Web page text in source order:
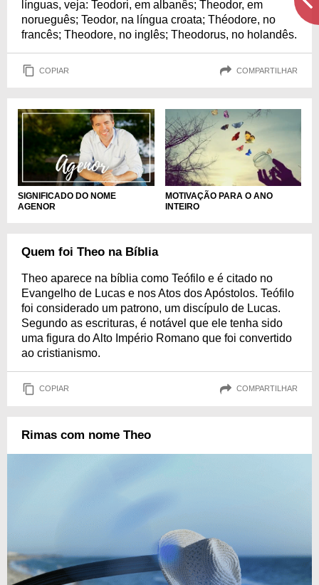
línguas, veja: Teodori, em albanês; Theodor, em
norueguês; Teodor, na língua croata; Théodore, no
francês; Theodore, no inglês; Theodorus, no holandês.
COPIAR COMPARTILHAR
SIGNIFICADO DO NOME
AGENOR
MOTIVAÇÃO PARA O ANO
INTEIRO
Quem foi Theo na Bíblia
Theo aparece na bíblia como Teófilo e é citado no
Evangelho de Lucas e nos Atos dos Apóstolos. Teófilo
foi considerado um patrono, um discípulo de Lucas.
Segundo as escrituras, é notável que ele tenha sido
uma figura do Alto Império Romano que foi convertido
ao cristianismo.
COPIAR COMPARTILHAR
Rimas com nome Theo